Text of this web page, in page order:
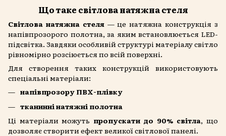
Що таке світлова натяжна стеля
Світлова натяжна стеля— це натяжна конструкція з
напівпрозорого полотна, за яким встановлюється LED-
підсвітка. Завдяки особливій структурі матеріалу світло
рівномірно розсіюється по всій поверхні.
Для створення таких конструкцій використовують
спеціальні матеріали:
напівпрозору ПВХ-плівку
тканинні натяжні полотна
Ці матеріали можуть пропускати до 90% світла, що
дозволяє створити ефект великої світлової панелі.